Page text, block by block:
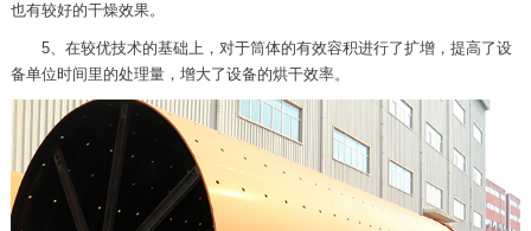
也有较好的干燥效果。
5、在较优技术的基础上，对于筒体的有效容积进行了扩增，提高了设
备单位时间里的处理量，增大了设备的烘干效率。